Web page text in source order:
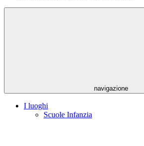
navigazione
I luoghi
Scuole Infanzia